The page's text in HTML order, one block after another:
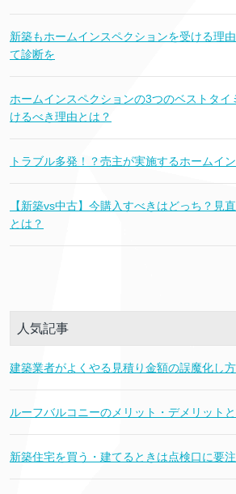
新築もホームインスペクションを受ける理
て診断を
ホームインスペクションの3つのベストタイ
けるべき理由とは？
トラブル多発！？売主が実施するホームイ
【新築vs中古】今購入すべきはどっち？見
とは？
人気記事
建築業者がよくやる見積り金額の誤魔化し方
ルーフバルコニーのメリット・デメリット
新築住宅を買う・建てるときは点検口に要